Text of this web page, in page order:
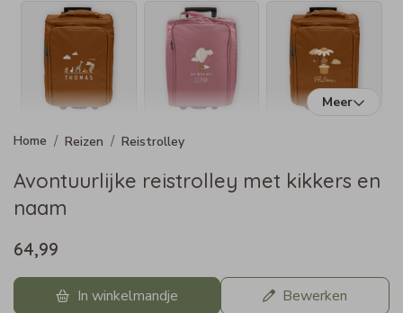
Meer
Reizen Reistrolley
Avontuurlijke reistrolley met kikkers en
naam
64,99
In winkelmandje Bewerken